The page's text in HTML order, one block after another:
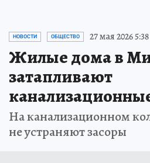
НОВОСТИ ОБЩЕСТВО 27 мая 2026 5:38
Жилые дома в
затапливают
На канализационном
не устраняют засоры